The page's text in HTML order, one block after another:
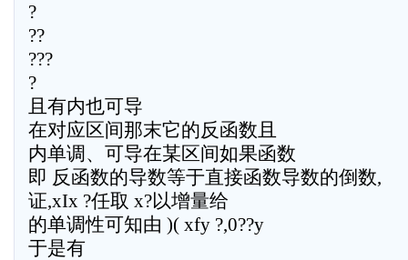
?
??
???
?
且有内也可导
在对应区间那末它的反函数且
内单调、可导在某区间如果函数
即 反函数的导数等于直接函数导数的倒数,
证,xIx ?任取 x?以增量给
的单调性可知由 )( xfy ?,0??y
于是有